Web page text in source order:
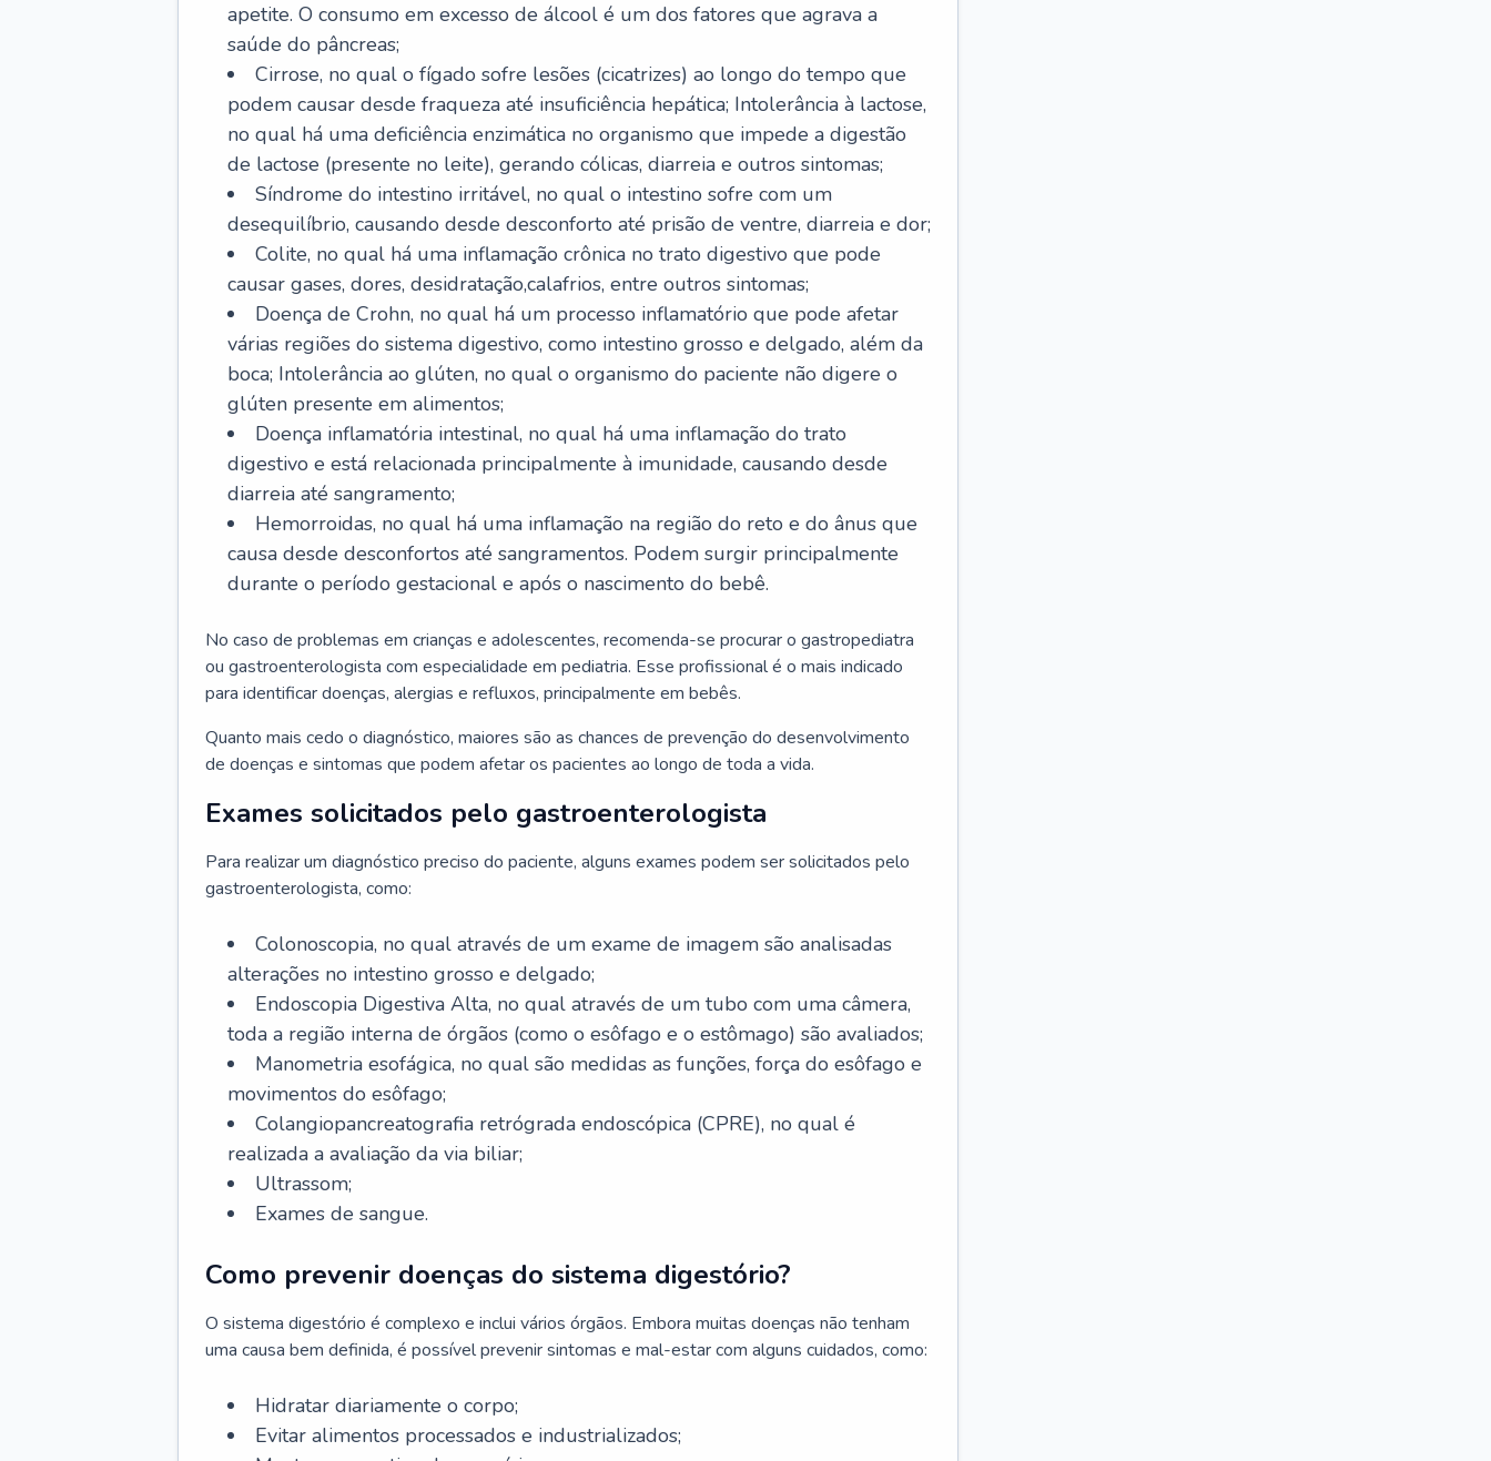
apetite. O consumo em excesso de álcool é um dos fatores que agrava a
saúde do pâncreas;
Cirrose, no qual o fígado sofre lesões (cicatrizes) ao longo do tempo que
podem causar desde fraqueza até insuficiência hepática; Intolerância à lactose,
no qual há uma deficiência enzimática no organismo que impede a digestão
de lactose (presente no leite), gerando cólicas, diarreia e outros sintomas;
Síndrome do intestino irritável, no qual o intestino sofre com um
desequilíbrio, causando desde desconforto até prisão de ventre, diarreia e dor;
Colite, no qual há uma inflamação crônica no trato digestivo que pode
causar gases, dores, desidratação,calafrios, entre outros sintomas;
Doença de Crohn, no qual há um processo inflamatório que pode afetar
várias regiões do sistema digestivo, como intestino grosso e delgado, além da
boca; Intolerância ao glúten, no qual o organismo do paciente não digere o
glúten presente em alimentos;
Doença inflamatória intestinal, no qual há uma inflamação do trato
digestivo e está relacionada principalmente à imunidade, causando desde
diarreia até sangramento;
Hemorroidas, no qual há uma inflamação na região do reto e do ânus que
causa desde desconfortos até sangramentos. Podem surgir principalmente
durante o período gestacional e após o nascimento do bebê.
No caso de problemas em crianças e adolescentes, recomenda-se procurar o gastropediatra
ou gastroenterologista com especialidade em pediatria. Esse profissional é o mais indicado
para identificar doenças, alergias e refluxos, principalmente em bebês.
Quanto mais cedo o diagnóstico, maiores são as chances de prevenção do desenvolvimento
de doenças e sintomas que podem afetar os pacientes ao longo de toda a vida.
Exames solicitados pelo gastroenterologista
Para realizar um diagnóstico preciso do paciente, alguns exames podem ser solicitados pelo
gastroenterologista, como:
Colonoscopia, no qual através de um exame de imagem são analisadas
alterações no intestino grosso e delgado;
Endoscopia Digestiva Alta, no qual através de um tubo com uma câmera,
toda a região interna de órgãos (como o esôfago e o estômago) são avaliados;
Manometria esofágica, no qual são medidas as funções, força do esôfago e
movimentos do esôfago;
Colangiopancreatografia retrógrada endoscópica (CPRE), no qual é
realizada a avaliação da via biliar;
Ultrassom;
Exames de sangue.
Como prevenir doenças do sistema digestório?
O sistema digestório é complexo e inclui vários órgãos. Embora muitas doenças não tenham
uma causa bem definida, é possível prevenir sintomas e mal-estar com alguns cuidados, como:
Hidratar diariamente o corpo;
Evitar alimentos processados e industrializados;